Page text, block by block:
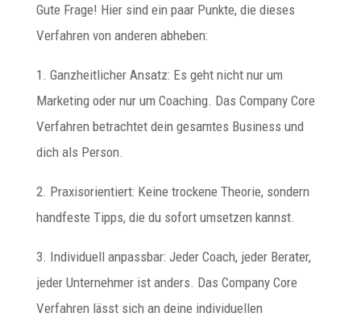
Gute Frage! Hier sind ein paar Punkte, die dieses
Verfahren von anderen abheben:
1. Ganzheitlicher Ansatz: Es geht nicht nur um
Marketing oder nur um Coaching. Das Company Core
Verfahren betrachtet dein gesamtes Business und
dich als Person.
2. Praxisorientiert: Keine trockene Theorie, sondern
handfeste Tipps, die du sofort umsetzen kannst.
3. Individuell anpassbar: Jeder Coach, jeder Berater,
jeder Unternehmer ist anders. Das Company Core
Verfahren lässt sich an deine individuellen